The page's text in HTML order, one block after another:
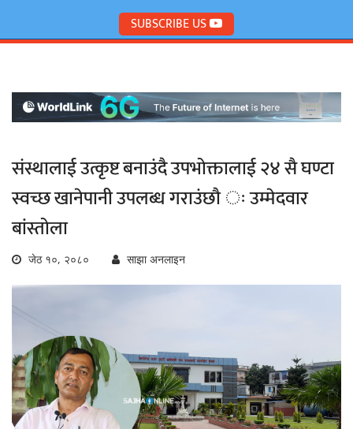
SUBSCRIBE US
संस्थालाई उत्कृष्ट बनाउंदै उपभोक्तालाई २४ सै घण्टा
स्वच्छ खानेपानी उपलब्ध गराउंछौ ः उम्मेदवार
बांस्तोला
जेठ १०, २०८० साझा अनलाइन